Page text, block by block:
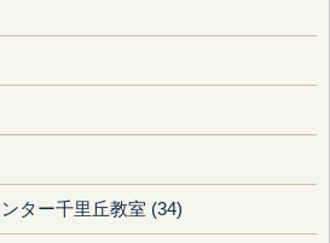
ター千里丘教室 (34)